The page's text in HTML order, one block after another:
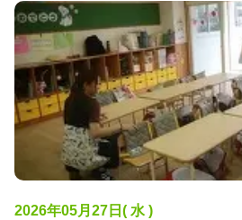
2026年05月27日( 水 )